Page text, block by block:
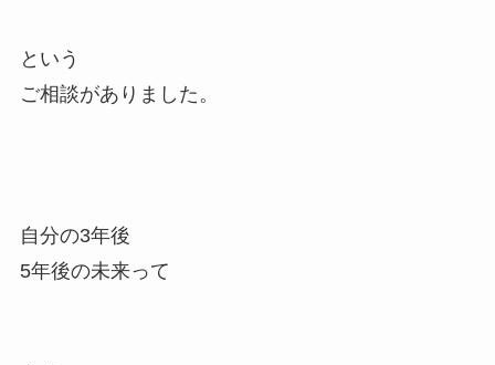
という
ご相談がありました。
自分の3年後
5年後の未来って